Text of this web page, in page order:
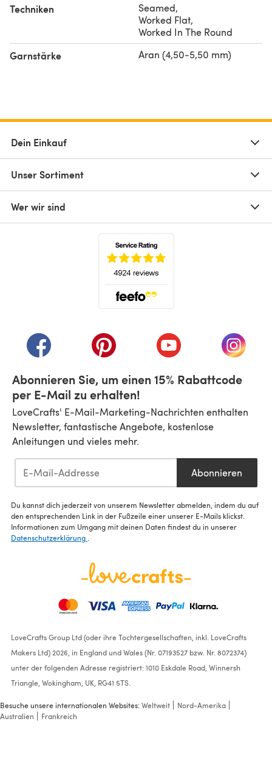
Techniken Seamed,
Worked Flat,
Worked In The Round
Garnstärke Aran (4,50-5,50 mm)
Dein Einkauf
Unser Sortiment
Wer wir sind
(öffnet sich in einem neuen Tab)
(öffnet sich in einem neuen Tab)
(öffnet sich in einem
(öffnet
Abonnieren Sie, um einen 15% Rabattcode
per E-Mail zu erhalten!
LoveCrafts' E-Mail-Marketing-Nachrichten enthalten
Newsletter, fantastische Angebote, kostenlose
Anleitungen und vieles mehr.
Abonnieren
Du kannst dich jederzeit von unserem Newsletter abmelden, indem du auf
den entsprechenden Link in der Fußzeile einer unserer E-Mails klickst.
Informationen zum Umgang mit deinen Daten findest du in unserer
Datenschutzerklärung
LoveCrafts Group Ltd (oder ihre Tochtergesellschaften, inkl. LoveCrafts
Makers Ltd) 2026, in England und Wales (Nr. 07193527 bzw. Nr. 8072374)
unter der folgenden Adresse registriert: 1010 Eskdale Road, Winnersh
Triangle, Wokingham, UK, RG41 5TS.
Besuche unsere internationalen Websites:Weltweit
Nord-Amerika
Australien
Frankreich